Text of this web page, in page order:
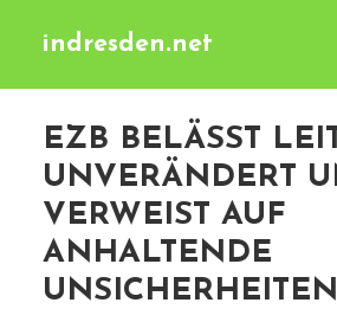
indresden.net
EZB BELÄSST
UNVERÄNDERT
VERWEIST AUF
ANHALTENDE
UNSICHERHEITEN